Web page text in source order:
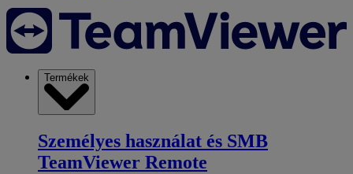
Termékek
Személyes használat és SMB
TeamViewer Remote